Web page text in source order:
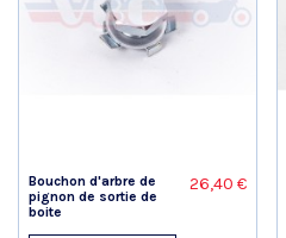
Bouchon d'arbre de
pignon de sortie de
boite
26,40 €